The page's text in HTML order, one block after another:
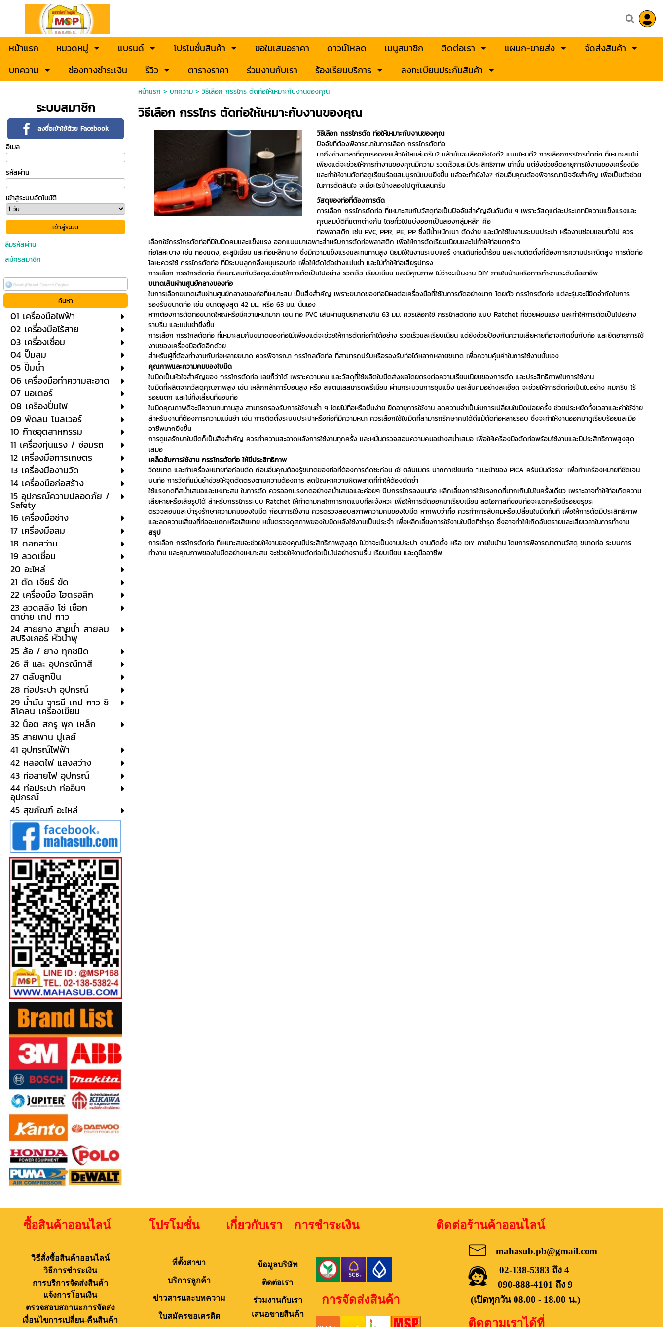
หน้าแรก หมวดหมู่ แบรนด์ โปรโมชั่นสินค้า ขอใบเสนอราคา ดาวน์โหลด เมนูสมาชิก ติดต่อเรา แผนก-ขายส่ง
จัดส่งสินค้า
บทความ
ช่องทางชำระเงิน รีวิว ตารางราคา ร่วมงานกับเรา ร้องเรียนบริการ ลงทะเบียนประกันสินค้า
ระบบสมาชิก
ลงชื่อเข้าใช้ด้วย Facebook
อีเมล
รหัสผ่าน
เข้าสู่ระบบอัตโนมัติ
ลืมรหัสผ่าน
สมัครสมาชิก
01 เครื่องมือไฟฟ้า
02 เครื่องมือไร้สาย
03 เครื่องเชื่อม
04 ปั๊มลม
05 ปั๊มน้ำ
06 เครื่องมือทำความสะอาด
07 มอเตอร์
08 เครื่องปั่นไฟ
09 พัดลม โบลเวอร์
10 ก๊าซอุตสาหกรรม
11 เครื่องทุ่นแรง / ซ่อมรถ
12 เครื่องมือการเกษตร
13 เครื่องมืองานวัด
14 เครื่องมือก่อสร้าง
15 อุปกรณ์ความปลอดภัย /
Safety
16 เครื่องมือช่าง
17 เครื่องมือลม
18 ดอกสว่าน
19 ลวดเชื่อม
20 อะไหล่
21 ตัด เจียร์ ขัด
22 เครื่องมือ ไฮดรอลิก
23 ลวดสลิง โซ่ เชือก
ตาข่าย เทป กาว
24 สายยาง สายน้ำ สายลม
สปริงเกอร์ หัวน้ำพุ
25 ล้อ / ยาง ทุกชนิด
26 สี และ อุปกรณ์ทาสี
27 ตลับลูกปืน
28 ท่อประปา อุปกรณ์
29 น้ำมัน จารบี เทป กาว ซิ
ลิโคลน เครื่องเขียน
32 น็อต สกรู พุก เหล็ก
35 สายพาน มู่เลย์
41 อุปกรณ์ไฟฟ้า
42 หลอดไฟ แสงสว่าง
43 ท่อสายไฟ อุปกรณ์
44 ท่อประปา ท่ออื่นๆ
อุปกรณ์
45 สุขภัณฑ์ อะไหล่
หน้าแรก > บทความ> วิธีเลือก กรรไกร ตัดท่อให้เหมาะกับงานของคุณ
วิธีเลือก กรรไกร ตัดท่อให้เหมาะกับงานของคุณ
วิธีเลือก กรรไกรตัด ท่อให้เหมาะกับงานของคุณ
ปัจจัยที่ต้องพิจารณาในการเลือก กรรไกรตัดท่อ
มาถึงช่วงเวลาที่คุณรอคอยแล้วใช่ไหมล่ะครับ? แล้วมันจะเลือกยังไงดี? แบบไหนดี? การเลือกกรรไกรตัดท่อ ที่เหมาะสมไม่
เพียงแต่จะช่วยให้การทำงานของคุณมีความ รวดเร็วและมีประสิทธิภาพ เท่านั้น แต่ยังช่วยยืดอายุการใช้งานของเครื่องมือ
และทำให้งานตัดท่อดูเรียบร้อยสมบูรณ์แบบยิ่งขึ้น แล้วจะทำยังไง? ก่อนอื่นคุณต้องพิจารณาปัจจัยสำคัญ เพื่อเป็นตัวช่วย
ในการตัดสินใจ จะมีอะไรบ้างลองไปดูกันเลนครับ
วัสดุของท่อที่ต้องการตัด
การเลือก กรรไกรตัดท่อ ที่เหมาะสมกับวัสดุท่อเป็นปัจจัยสำคัญอันดับต้น ๆ เพราะวัสดุแต่ละประเภทมีความแข็งแรงและ
คุณสมบัติที่แตกต่างกัน โดยทั่วไปแบ่งออกเป็นสองกลุ่มหลัก คือ
ท่อพลาสติก เช่น PVC, PPR, PE, PP ซึ่งมีน้ำหนักเบา ตัดง่าย และมักใช้ในงานระบบประปา หรืองานซ่อมแซมทั่วไป ควร
เลือกใช้กรรไกรตัดท่อที่มีใบมีดคมและแข็งแรง ออกแบบมาเฉพาะสำหรับการตัดท่อพลาสติก เพื่อให้การตัดเรียบเนียนและไม่ทำให้ท่อแตกร้าว
ท่อโลหะบาง เช่น ทองแดง, อะลูมิเนียม และท่อเหล็กบาง ซึ่งมีความแข็งแรงและทนทานสูง นิยมใช้ในงานระบบแอร์ งานเดินท่อน้ำร้อน และงานติดตั้งที่ต้องการความประณีตสูง การตัดท่อ
โลหะควรใช้ กรรไกรตัดท่อ ที่มีระบบลูกกลิ้งหมุนรอบท่อ เพื่อให้ตัดได้อย่างแม่นยำ และไม่ทำให้ท่อเสียรูปทรง
การเลือก กรรไกรตัดท่อ ที่เหมาะสมกับวัสดุจะช่วยให้การตัดเป็นไปอย่าง รวดเร็ว เรียบเนียน และมีคุณภาพ ไม่ว่าจะเป็นงาน DIY ภายในบ้านหรือการทำงานระดับมืออาชีพ
ขนาดเส้นผ่านศูนย์กลางของท่อ
ในการเลือกขนาดเส้นผ่านศูนย์กลางของท่อที่เหมาะสม เป็นสิ่งสำคัญ เพราะขนาดของท่อมีผลต่อเครื่องมือที่ใช้ในการตัดอย่างมาก โดยตัว กรรไกรตัดท่อ แต่ละรุ่นจะมีขีดจำกัดในการ
รองรับขนาดท่อ เช่น ขนาดสูงสุด 42 มม. หรือ 63 มม. นั่นเอง
หากต้องการตัดท่อขนาดใหญ่หรือมีความหนามาก เช่น ท่อ PVC เส้นผ่านศูนย์กลางเกิน 63 มม. ควรเลือกใช้ กรรไกลตัดท่อ แบบ Ratchet ที่ช่วยผ่อนแรง และทำให้การตัดเป็นไปอย่าง
ราบรื่น และแม่นยำยิ่งขึ้น
การเลือก กรรไกลตัดท่อ ที่เหมาะสมกับขนาดของท่อไม่เพียงแต่จะช่วยให้การตัดท่อทำได้อย่าง รวดเร็วและเรียบเนียน แต่ยังช่วยป้องกันความเสียหายที่อาจเกิดขึ้นกับท่อ และยืดอายุการใช้
งานของเครื่องมือตัดอีกด้วย
สำหรับผู้ที่ต้องทำงานกับท่อหลายขนาด ควรพิจารณา กรรไกลตัดท่อ ที่สามารถปรับหรือรองรับท่อได้หลากหลายขนาด เพื่อความคุ้มค่าในการใช้งานนั่นเอง
คุณภาพและความคมของใบมีด
ใบมีดเป็นหัวใจสำคัญของ กรรไกรตัดท่อ เลยก็ว่าได้ เพราะความคม และวัสดุที่ใช้ผลิตใบมีดส่งผลโดยตรงต่อความเรียบเนียนของการตัด และประสิทธิภาพในการใช้งาน
ใบมีดที่ผลิตจากวัสดุคุณภาพสูง เช่น เหล็กกล้าคาร์บอนสูง หรือ สแตนเลสเกรดพรีเมียม ผ่านกระบวนการชุบแข็ง และลับคมอย่างละเอียด จะช่วยให้การตัดท่อเป็นไปอย่าง คมกริบ ไร้
รอยแตก และไม่ทิ้งเสี้ยนที่ขอบท่อ
ใบมีดคุณภาพดีจะมีความทนทานสูง สามารถรองรับการใช้งานซ้ำ ๆ โดยไม่ทื่อหรือบิ่นง่าย ยืดอายุการใช้งาน ลดความจำเป็นในการเปลี่ยนใบมีดบ่อยครั้ง ช่วยประหยัดทั้งเวลาและค่าใช้จ่าย
สำหรับงานที่ต้องการความแม่นยำ เช่น การติดตั้งระบบประปาหรือท่อที่มีความหนา ควรเลือกใช้ใบมีดที่สามารถรักษาคมได้ดีแม้ตัดท่อหลายรอบ ซึ่งจะทำให้งานออกมาดูเรียบร้อยและมือ
อาชีพมากยิ่งขึ้น
การดูแลรักษาใบมีดก็เป็นสิ่งสำคัญ ควรทำความสะอาดหลังการใช้งานทุกครั้ง และหมั่นตรวจสอบความคมอย่างสม่ำเสมอ เพื่อให้เครื่องมือตัดท่อพร้อมใช้งานและมีประสิทธิภาพสูงสุด
เสมอ
เคล็ดลับการใช้งาน กรรไกรตัดท่อ ให้มีประสิทธิภาพ
วัดขนาด และทำเครื่องหมายท่อก่อนตัด ก่อนอื่นคุณต้องรู้ขนาดของท่อที่ต้องการตัดซะก่อน ใช้ ตลับเมตร ปากกาเขียนท่อ "แนะนำของ PICA ครับมันดีจริง" เพื่อทำเครื่องหมายที่ชัดเจน
บนท่อ การวัดที่แม่นยำช่วยให้จุดตัดตรงตามความต้องการ ลดปัญหาความผิดพลาดที่ทำให้ต้องตัดซ้ำ
ใช้แรงกดที่สม่ำเสมอและเหมาะสม ในการตัด ควรออกแรงกดอย่างสม่ำเสมอและค่อยๆ บีบกรรไกรลงบนท่อ หลีกเลี่ยงการใช้แรงกดที่มากเกินไปในครั้งเดียว เพราะอาจทำให้ท่อเกิดความ
เสียหายหรือเสียรูปได้ สำหรับกรรไกรระบบ Ratchet ให้ทำตามกลไกการกดแบบทีละจังหวะ เพื่อให้การตัดออกมาเรียบเนียน ลดโอกาสที่ขอบท่อจะแตกหรือมีรอยขรุขระ
ตรวจสอบและบำรุงรักษาความคมของใบมีด ก่อนการใช้งาน ควรตรวจสอบสภาพความคมของใบมีด หากพบว่าทื่อ ควรทำการลับคมหรือเปลี่ยนใบมีดทันที เพื่อให้การตัดมีประสิทธิภาพ
และลดความเสี่ยงที่ท่อจะแตกหรือเสียหาย หมั่นตรวจดูสภาพของใบมีดหลังใช้งานเป็นประจำ เพื่อหลีกเลี่ยงการใช้งานใบมีดที่ชำรุด ซึ่งอาจทำให้เกิดอันตรายและเสียเวลาในการทำงาน
สรุป
การเลือก กรรไกรตัดท่อ ที่เหมาะสมจะช่วยให้งานของคุณมีประสิทธิภาพสูงสุด ไม่ว่าจะเป็นงานประปา งานติดตั้ง หรือ DIY ภายในบ้าน โดยการพิจารณาตามวัสดุ ขนาดท่อ ระบบการ
ทำงาน และคุณภาพของใบมีดอย่างเหมาะสม จะช่วยให้งานตัดท่อเป็นไปอย่างราบรื่น เรียบเนียน และดูมืออาชีพ
ซื้อสินค้าออนไลน์ โปรโมชั่น เกี่ยวกับเรา การชำระเงิน ติดต่อร้านค้าออนไลน์
วิธีสั่งซื้อสินค้าออนไลน์
วิธีการชำระเงิน
การบริการจัดส่งสินค้า
แจ้งการโอนเงิน
ตรวจสอบสถานะการจัดส่ง
เงื่อนไขการเปลี่ยน-คืนสินค้า
ที่ตั้งสาขา
บริการลูกค้า
ข่าวสารและบทความ
ใบสมัครขอเครดิต
ข้อมูลบริษัท
ติดต่อเรา
ร่วมงานกับเรา
เสนอขายสินค้า
การจัดส่งสินค้า
mahasub.pb@gmail.com
02-138-5383 ถึง 4
090-888-4101 ถึง 9
(เปิดทุกวัน 08.00 - 18.00 น.)
ติดตามเราได้ที่